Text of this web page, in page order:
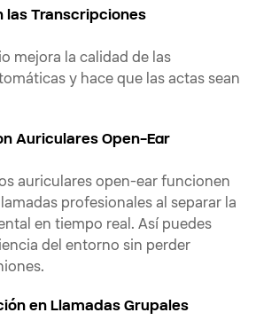
las Transcripciones
mejora la calidad de las
y hace que las actas sean
Auriculares Open-Ear
auriculares open-ear funcionen
profesionales al separar la
en tiempo real. Así puedes
del entorno sin perder
en Llamadas Grupales